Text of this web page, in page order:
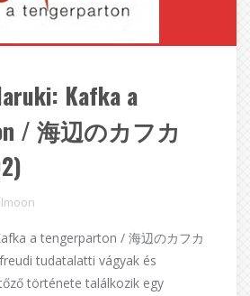
Kafka a
/ 海辺のカフカ
a tengerparton / 海辺のカフカ
tudatalatti vágyak és
története találkozik egy